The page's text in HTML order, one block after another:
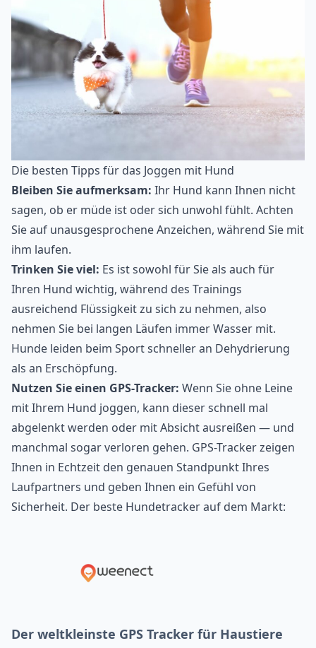
Die besten Tipps für das Joggen mit Hund
Bleiben Sie aufmerksam: Ihr Hund kann Ihnen nicht
sagen, ob er müde ist oder sich unwohl fühlt. Achten
Sie auf unausgesprochene Anzeichen, während Sie mit
ihm laufen.
Trinken Sie viel: Es ist sowohl für Sie als auch für
Ihren Hund wichtig, während des Trainings
ausreichend Flüssigkeit zu sich zu nehmen, also
nehmen Sie bei langen Läufen immer Wasser mit.
Hunde leiden beim Sport schneller an Dehydrierung
als an Erschöpfung.
Nutzen Sie einen GPS-Tracker: Wenn Sie ohne Leine
mit Ihrem Hund joggen, kann dieser schnell mal
abgelenkt werden oder mit Absicht ausreißen — und
manchmal sogarverloren gehen. GPS-Tracker zeigen
Ihnen in Echtzeit den genauen Standpunkt Ihres
Laufpartners und geben Ihnen ein Gefühl von
Sicherheit. Der beste Hundetracker auf dem Markt:
Der weltkleinste GPS Tracker für Haustiere